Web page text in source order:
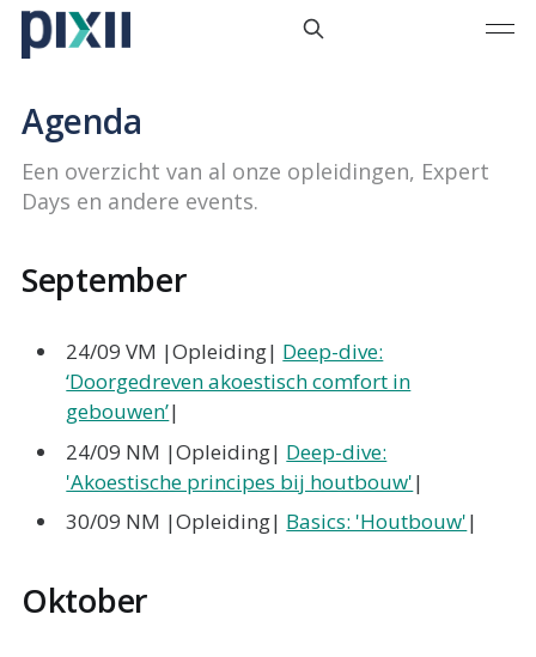
Agenda
Een overzicht van al onze opleidingen, Expert
Days en andere events.
September
24/09 VM |Opleiding| Deep-dive:
‘Doorgedreven akoestisch comfort in
gebouwen’|
24/09 NM |Opleiding| Deep-dive:
'Akoestische principes bij houtbouw'|
30/09 NM |Opleiding| Basics: 'Houtbouw'|
Oktober